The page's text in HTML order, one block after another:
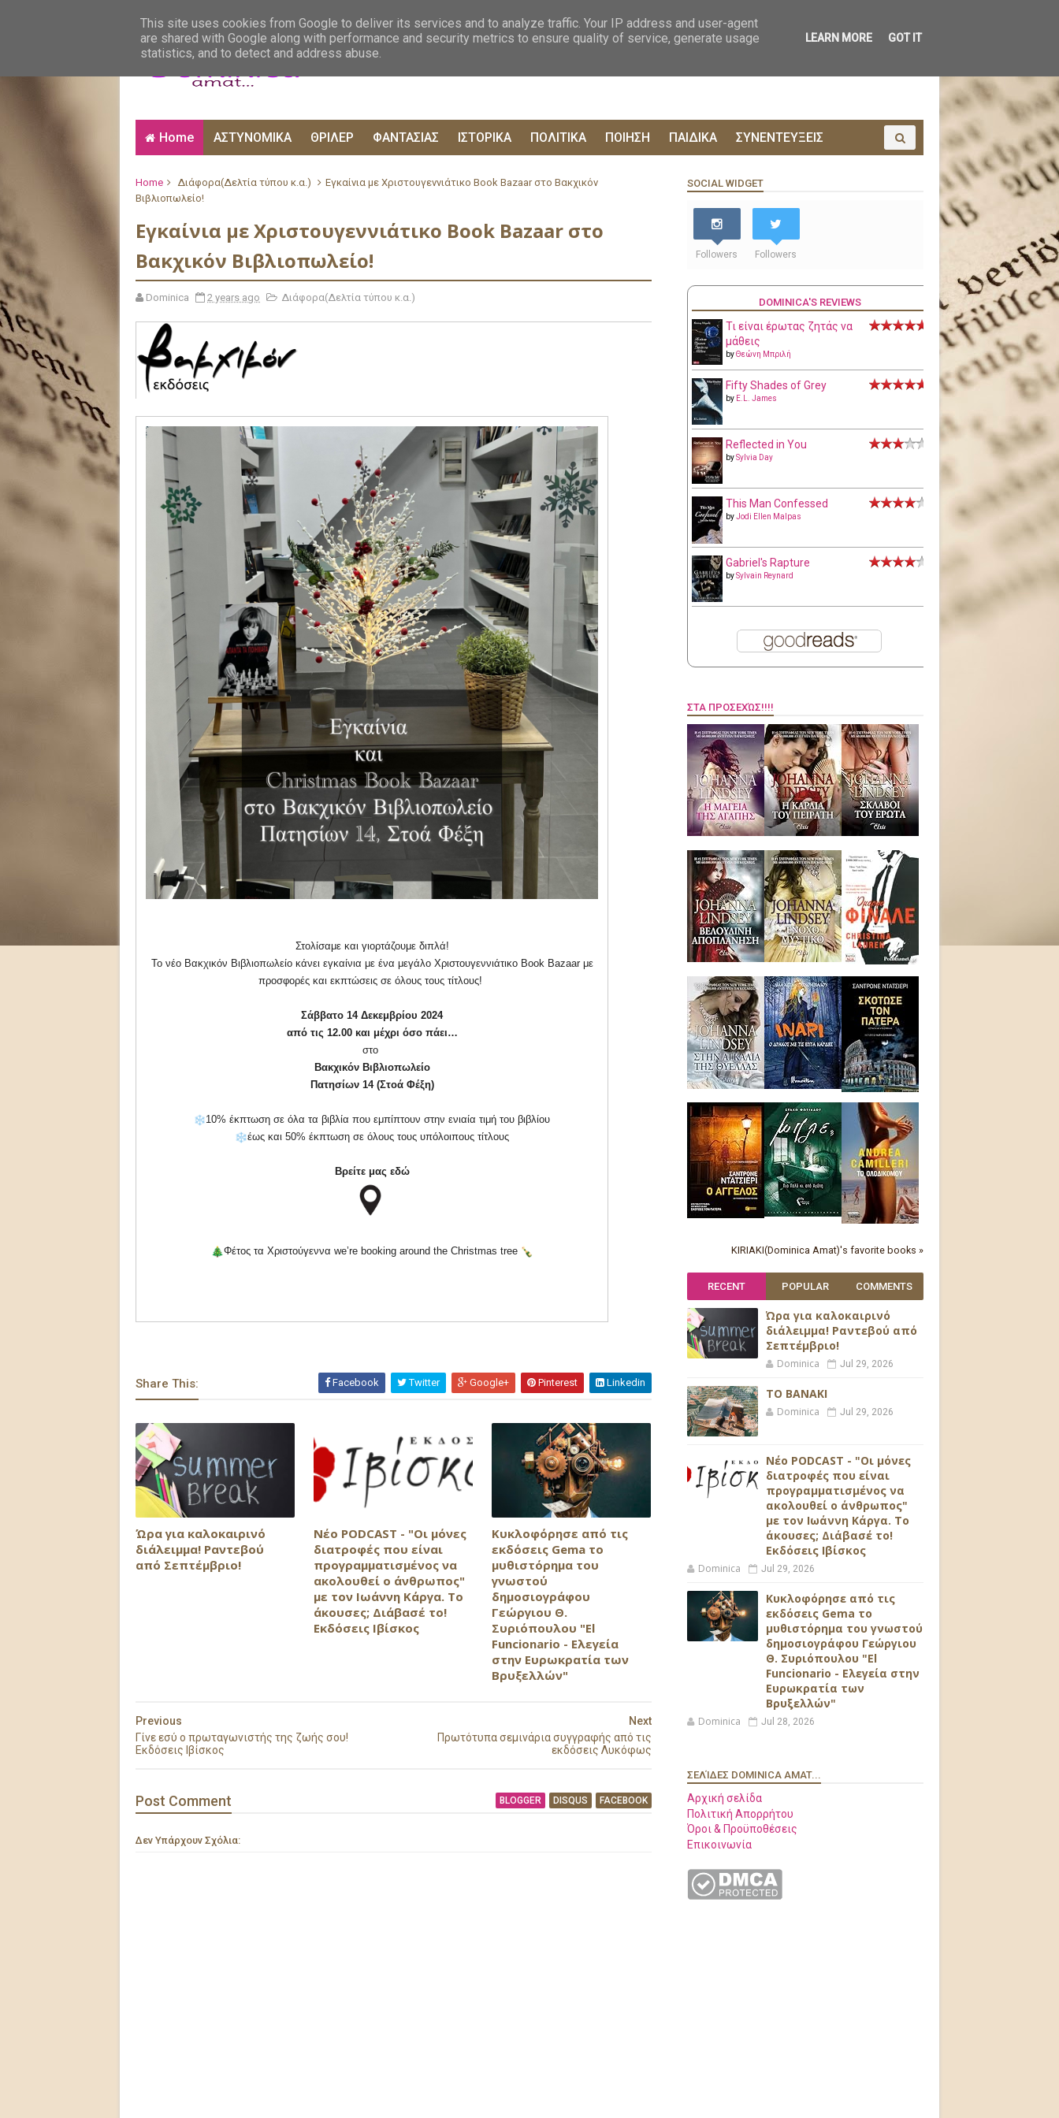
Home ΑΣΤΥΝΟΜΙΚΑ ΘΡΙΛΕΡ ΦΑΝΤΑΣΙΑΣ ΙΣΤΟΡΙΚΑ ΠΟΛΙΤΙΚΑ ΠΟΙΗΣΗ ΠΑΙΔΙΚΑ ΣΥΝΕΝΤΕΥΞΕΙΣ
Home Διάφορα(Δελτία τύπου κ.α.)
Εγκαίνια με Χριστουγεννιάτικο Book Bazaar στο Βακχικόν
Βιβλιοπωλείο!
Εγκαίνια με Χριστουγεννιάτικο Book Bazaar στο
Βακχικόν Βιβλιοπωλείο!
Dominica 2 years ago Διάφορα(Δελτία τύπου κ.α.)
Στολίσαμε και γιορτάζουμε διπλά!
Το νέο Βακχικόν Βιβλιοπωλείο κάνει εγκαίνια με ένα μεγάλο Χριστουγεννιάτικο Book Bazaar με
προσφορές και εκπτώσεις σε όλους τους τίτλους!
Σάββατο 14 Δεκεμβρίου 2024
από τις 12.00 και μέχρι όσο πάει…
στο
Βακχικόν Βιβλιοπωλείο
Πατησίων 14 (Στοά Φέξη)
10% έκπτωση σε όλα τα βιβλία που εμπίπτουν στην ενιαία τιμή του βιβλίου
έως και 50% έκπτωση σε όλους τους υπόλοιπους τίτλους
Βρείτε μας εδώ
Φέτος τα Χριστούγεννα we’re booking around the Christmas tree
Share This: Facebook Twitter Google+ Pinterest Linkedin
Ώρα για καλοκαιρινό
διάλειμμα! Ραντεβού
από Σεπτέμβριο!
Νέο PODCAST - "Οι μόνες
διατροφές που είναι
προγραμματισμένος να
ακολουθεί ο άνθρωπος"
με τον Ιωάννη Κάργα. Το
άκουσες; Διάβασέ το!
Εκδόσεις Ιβίσκος
Κυκλοφόρησε από τις
εκδόσεις Gema το
μυθιστόρημα του
γνωστού
δημοσιογράφου
Γεώργιου Θ.
Συριόπουλου "El
Funcionario - Ελεγεία
στην Ευρωκρατία των
Βρυξελλών"
Next
Πρωτότυπα σεμινάρια συγγραφής από τις
εκδόσεις Λυκόφως
Previous
Γίνε εσύ ο πρωταγωνιστής της ζωής σου!
Εκδόσεις Ιβίσκος
Post Comment BLOGGER DISQUS FACEBOOK
Δεν Υπάρχουν Σχόλια:
SOCIAL WIDGET
Followers Followers
DOMINICA'S REVIEWS
Τι είναι έρωτας ζητάς να
μάθεις
byΘεώνη Μπριλή
Fifty Shades of Grey
by E.L. James
Reflected in You
bySylvia Day
This Man Confessed
byJodi Ellen Malpas
Gabriel's Rapture
bySylvain Reynard
ΣΤΑ ΠΡΟΣΕΧΏΣ!!!!
KIRIAKI(Dominica Amat)'s favorite books »
RECENT POPULAR COMMENTS
Ώρα για καλοκαιρινό
διάλειμμα! Ραντεβού από
Σεπτέμβριο!
Dominica Jul 29, 2026
ΤΟ ΒΑΝΑΚΙ
Dominica Jul 29, 2026
Νέο PODCAST - "Οι μόνες
διατροφές που είναι
προγραμματισμένος να
ακολουθεί ο άνθρωπος"
με τον Ιωάννη Κάργα. Το
άκουσες; Διάβασέ το!
Εκδόσεις Ιβίσκος
Dominica Jul 29, 2026
Κυκλοφόρησε από τις
εκδόσεις Gema το
μυθιστόρημα του γνωστού
δημοσιογράφου Γεώργιου
Θ. Συριόπουλου "El
Funcionario - Ελεγεία στην
Ευρωκρατία των
Βρυξελλών"
Dominica Jul 28, 2026
ΣΕΛΊΔΕΣ DOMINICA AMAT...
Αρχική σελίδα
Πολιτική Απορρήτου
Όροι & Προϋποθέσεις
Επικοινωνία
This site uses cookies from Google to deliver its services and to analyze traffic. Your IP address and user-agent
are shared with Google along with performance and security metrics to ensure quality of service, generate usage
statistics, and to detect and address abuse.
LEARN MORE GOT IT